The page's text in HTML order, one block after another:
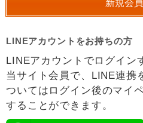
LINEアカウントをお持ちの方
LINEアカウントでログイン
当サイト会員で、LINE連携
ついてはログイン後のマイ
することができます。